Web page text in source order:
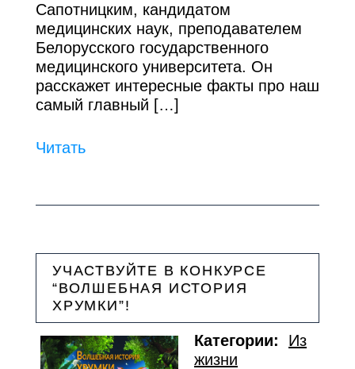
Сапотницким, кандидатом
медицинских наук, преподавателем
Белорусского государственного
медицинского университета. Он
расскажет интересные факты про наш
самый главный […]
Читать
УЧАСТВУЙТЕ В КОНКУРСЕ
“ВОЛШЕБНАЯ ИСТОРИЯ
ХРУМКИ”!
Категории:
Из
жизни